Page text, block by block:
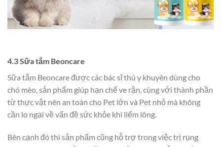
4.3 Sữa tắm Beoncare
Sữa tắm Beoncare được các bác sĩ thú y khuyên dùng cho
chó mèo, sản phẩm giúp hạn chế ve rận, cùng với thành phần
từ thực vật nên an toàn cho Pet lớn và Pet nhỏ mà không
cần lo ngại về vấn đề sức khỏe khi liếm lông.
Bên cạnh đó thì sản phẩm cũng hỗ trợ trong việc trị rụng